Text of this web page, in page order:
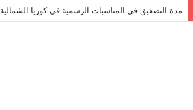
مدة التصفيق في المناسبات الرسمية في كوريا الشمالية